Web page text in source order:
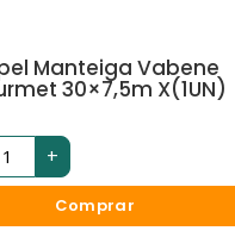
Manteiga Vabene
30×7,5m X(1UN)
+
Comprar